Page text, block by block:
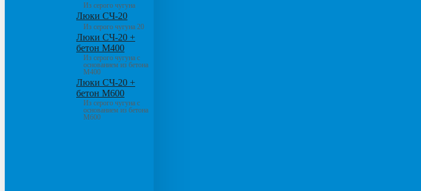
Из серого чугуна
Люки СЧ-20
Из серого чугуна 20
Люки СЧ-20 +
бетон М400
Из серого чугуна с
основанием из бетона
М400
Люки СЧ-20 +
бетон М600
Из серого чугуна с
основанием из бетона
М600